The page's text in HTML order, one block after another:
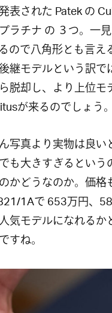
表された Patek の
ラチナ の ３つ。一
ので八角形とも言
継モデルという訳
脱却し、より上位
が来るのでしょう。
写真より実物は良
も大きすぎるとい
かどうなのか。価
1Aで 653万円、
気モデルになれる
すね。